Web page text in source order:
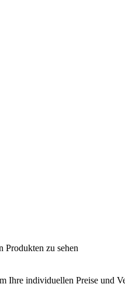
Produkten zu sehen
Ihre individuellen Preise und